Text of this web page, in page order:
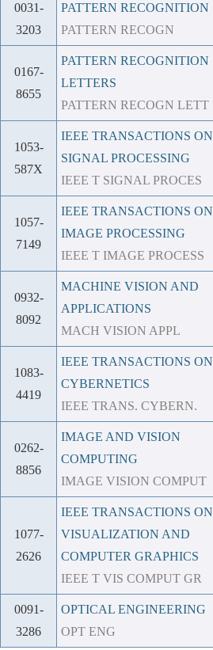
0031-
3203
PATTERN RECOGNITION
PATTERN RECOGN
0167-
8655
PATTERN RECOGNITION
LETTERS
PATTERN RECOGN LETT
1053-
587X
IEEE TRANSACTIONS ON
SIGNAL PROCESSING
IEEE T SIGNAL PROCES
1057-
7149
IEEE TRANSACTIONS ON
IMAGE PROCESSING
IEEE T IMAGE PROCESS
0932-
8092
MACHINE VISION AND
APPLICATIONS
MACH VISION APPL
1083-
4419
IEEE TRANSACTIONS ON
CYBERNETICS
IEEE TRANS. CYBERN.
0262-
8856
IMAGE AND VISION
COMPUTING
IMAGE VISION COMPUT
1077-
2626
IEEE TRANSACTIONS ON
VISUALIZATION AND
COMPUTER GRAPHICS
IEEE T VIS COMPUT GR
0091-
3286
OPTICAL ENGINEERING
OPT ENG